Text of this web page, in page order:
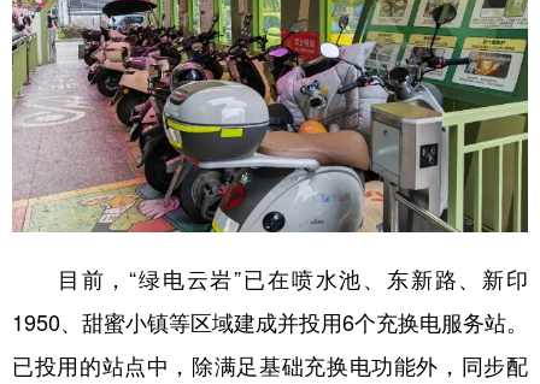
目前，“绿电云岩”已在喷水池、东新路、新印
1950、甜蜜小镇等区域建成并投用6个充换电服务站。
已投用的站点中，除满足基础充换电功能外，同步配